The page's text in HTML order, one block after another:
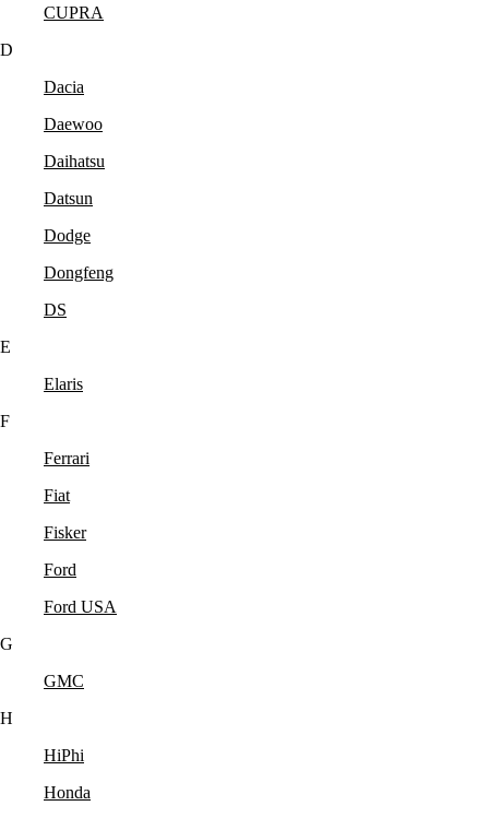
CUPRA
D
Dacia
Daewoo
Daihatsu
Datsun
Dodge
Dongfeng
DS
E
Elaris
F
Ferrari
Fiat
Fisker
Ford
Ford USA
G
GMC
H
HiPhi
Honda